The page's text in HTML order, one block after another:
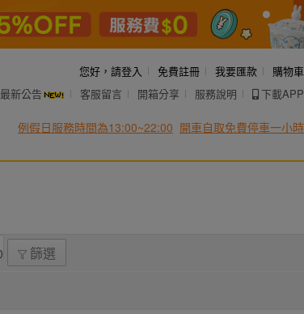
您好， 請登入 免費註冊 我要匯款
購物車
最新公告 客服留言 開箱分享 服務說明 下載APP
例假日服務時間為13:00~22:00 開車自取免費停車一小時
篩選